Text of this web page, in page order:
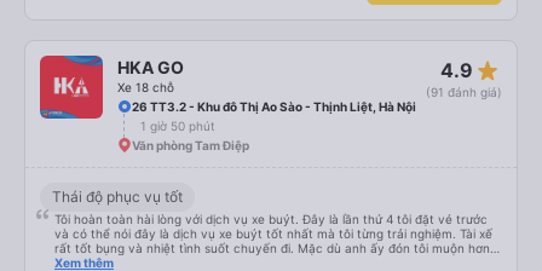
HKA GO
Xe 18 chỗ
4.9 star_rate
(91 đánh giá)
26 TT3.2 - Khu đô Thị Ao Sào - Thịnh Liệt, Hà Nội
1 giờ 50 phút
Văn phòng Tam Điệp
Thái độ phục vụ tốt
Tôi hoàn toàn hài lòng với dịch vụ xe buýt. Đây là lần thứ 4 tôi đặt vé trước
và có thể nói đây là dịch vụ xe buýt tốt nhất mà tôi từng trải nghiệm. Tài xế
rất tốt bụng và nhiệt tình suốt chuyến đi. Mặc dù anh ấy đón tôi muộn hơn
giờ hẹn một chút, nhưng anh ấy đã ngay lập tức xin lỗi vì tình trạng tắc
Xem thêm